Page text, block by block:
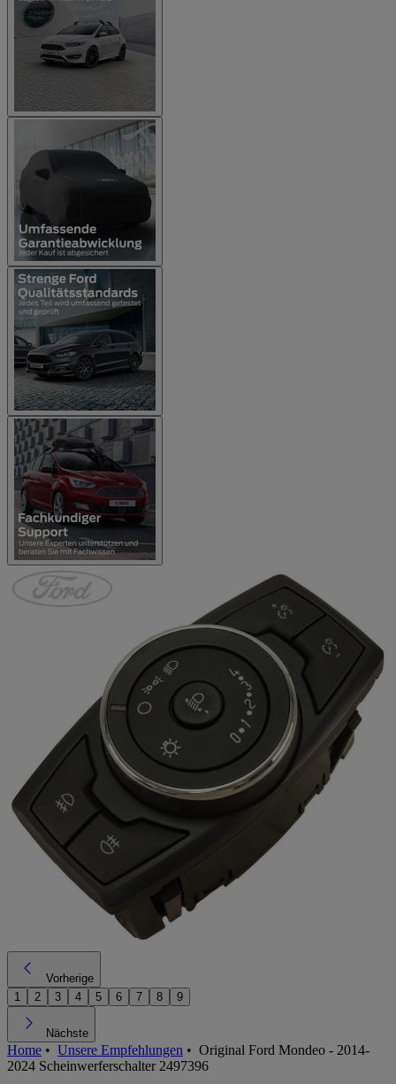
Vorherige
1
2 3 4 5 6 7 8 9
Nächste
Home • Unsere Empfehlungen • Original Ford Mondeo - 2014-
2024 Scheinwerferschalter 2497396